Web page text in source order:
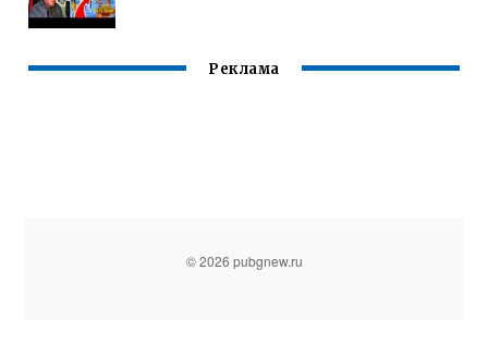
Реклама
© 2026 pubgnew.ru